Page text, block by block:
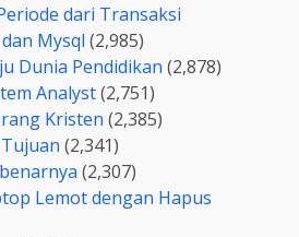
dari Transaksi
Mysql (2,985)
Dunia Pendidikan (2,878)
Analyst(2,751)
Kristen (2,385)
(2,341)
(2,307)
Lemot dengan Hapus